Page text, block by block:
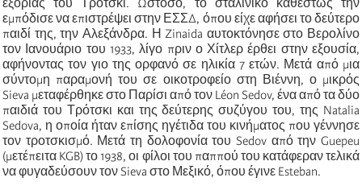
εξορίας του Τρότσκι. Ωστόσο, το σταλινικό καθεστώς την
εμπόδισε να επιστρέψει στην ΕΣΣΔ, όπου είχε αφήσει το δεύτερο
παιδί της, την Αλεξάνδρα. Η Zinaida αυτοκτόνησε στο Βερολίνο
τον Ιανουάριο του 1933, λίγο πριν ο Χίτλερ έρθει στην εξουσία,
αφήνοντας τον γιο της ορφανό σε ηλικία 7 ετών. Μετά από μια
σύντομη παραμονή του σε οικοτροφείο στη Βιέννη, ο μικρός
Sieva μεταφέρθηκε στο Παρίσι από τον Léon Sedov, ένα από τα δύο
παιδιά του Τρότσκι και της δεύτερης συζύγου του, της Natalia
Sedova, η οποία ήταν επίσης ηγέτιδα του κινήματος που γέννησε
τον τροτσκισμό. Μετά τη δολοφονία του Sedov από την Guepeu
(μετέπειτα KGB) το 1938, οι φίλοι του παππού του κατάφεραν τελικά
να φυγαδεύσουν τον Sieva στο Μεξικό, όπου έγινε Esteban.